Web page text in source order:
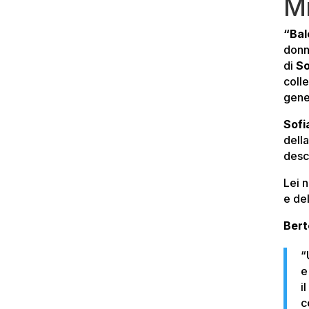
di
Lei
e
il